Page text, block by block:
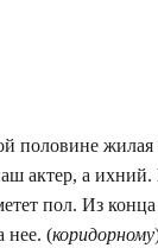
жилая
актер, а
пол. Из конца
нее. (коридорному